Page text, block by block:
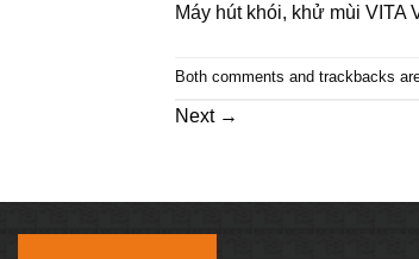
Máy hút khói, khử mùi VITA
Both comments and trackbacks
Next →